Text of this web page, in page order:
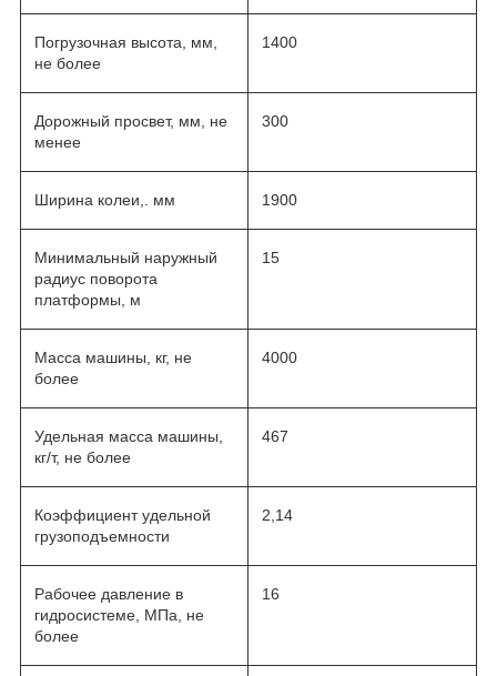
Погрузочная высота, мм,
не более
1400
Дорожный просвет, мм, не
менее
300
Ширина колеи,. мм 1900
Минимальный наружный
радиус поворота
платформы, м
15
Масса машины, кг, не
более
4000
Удельная масса машины,
кг/т, не более
467
Коэффициент удельной
грузоподъемности
2,14
Рабочее давление в
гидросистеме, МПа, не
более
16